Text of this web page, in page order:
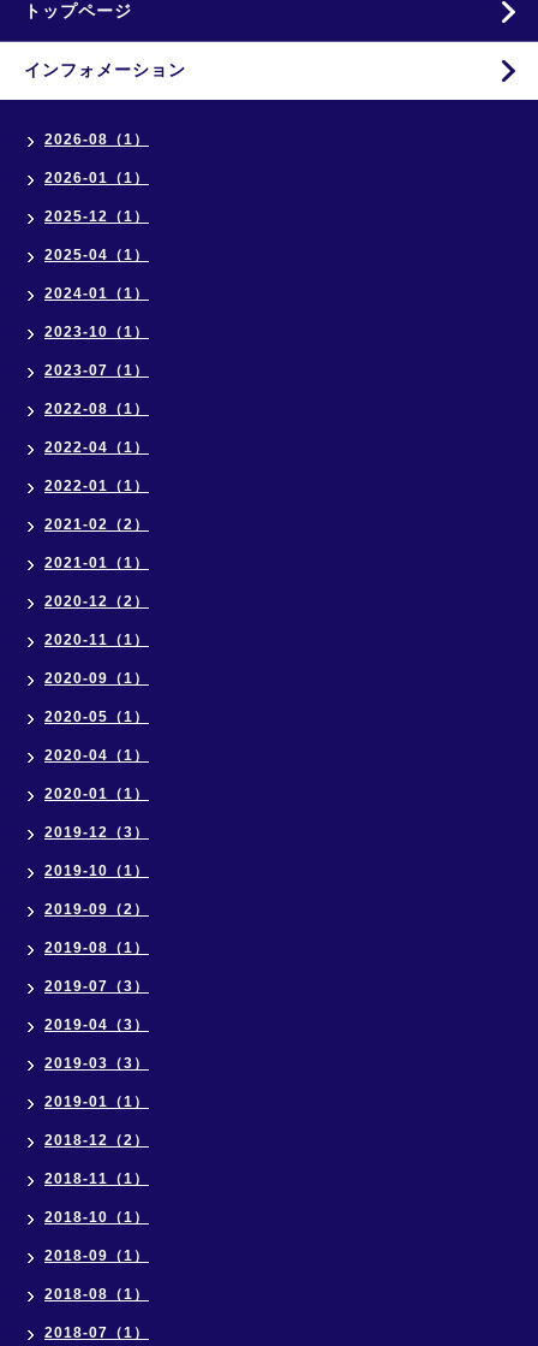
トップページ
インフォメーション
2026-08（1）
2026-01（1）
2025-12（1）
2025-04（1）
2024-01（1）
2023-10（1）
2023-07（1）
2022-08（1）
2022-04（1）
2022-01（1）
2021-02（2）
2021-01（1）
2020-12（2）
2020-11（1）
2020-09（1）
2020-05（1）
2020-04（1）
2020-01（1）
2019-12（3）
2019-10（1）
2019-09（2）
2019-08（1）
2019-07（3）
2019-04（3）
2019-03（3）
2019-01（1）
2018-12（2）
2018-11（1）
2018-10（1）
2018-09（1）
2018-08（1）
2018-07（1）